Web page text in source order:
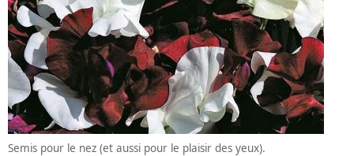
Semis pour le nez (et aussi pour le plaisir des yeux).